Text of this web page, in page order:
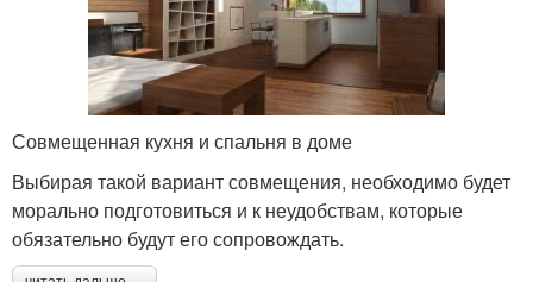
Совмещенная кухня и спальня в доме
Выбирая такой вариант совмещения, необходимо будет
морально подготовиться и к неудобствам, которые
обязательно будут его сопровождать.